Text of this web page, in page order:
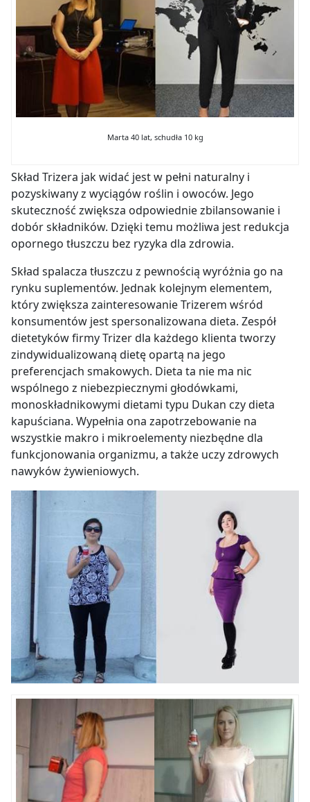
Marta 40 lat, schudła 10 kg
Skład Trizera jak widać jest w pełni naturalny i
pozyskiwany z wyciągów roślin i owoców. Jego
skuteczność zwiększa odpowiednie zbilansowanie i
dobór składników. Dzięki temu możliwa jest redukcja
opornego tłuszczu bez ryzyka dla zdrowia.
Skład spalacza tłuszczu z pewnością wyróżnia go na
rynku suplementów. Jednak kolejnym elementem,
który zwiększa zainteresowanie Trizerem wśród
konsumentów jest spersonalizowana dieta. Zespół
dietetyków firmy Trizer dla każdego klienta tworzy
zindywidualizowaną dietę opartą na jego
preferencjach smakowych. Dieta ta nie ma nic
wspólnego z niebezpiecznymi głodówkami,
monoskładnikowymi dietami typu Dukan czy dieta
kapuściana. Wypełnia ona zapotrzebowanie na
wszystkie makro i mikroelementy niezbędne dla
funkcjonowania organizmu, a także uczy zdrowych
nawyków żywieniowych.